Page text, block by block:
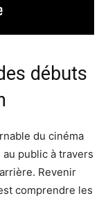
débuts
du cinéma
au public à travers
Revenir
comprendre les